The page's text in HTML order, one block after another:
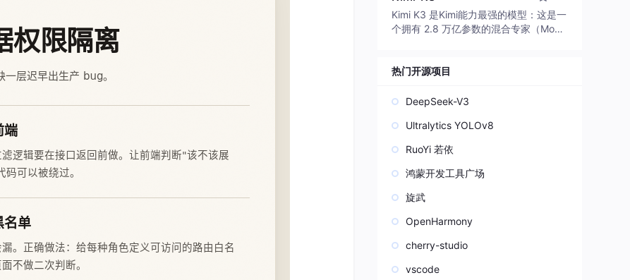
秒的带原生立体声音频的视频。得益于
面向任务泛化的系统设计，H3 在预训练
模态指令。
Kimi K3 是Kimi能力最强的模型：这是一
个拥有 2.8 万亿参数的混合专家（Mo
热门开源项目
DeepSeek-V3
Ultralytics YOLOv8
RuoYi 若依
鸿蒙开发工具广场
旋武
OpenHarmony
cherry-studio
vscode